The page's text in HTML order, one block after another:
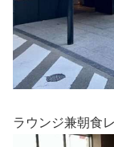
ラウンジ兼朝食